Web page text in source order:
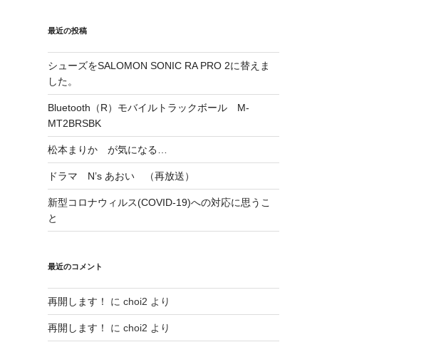
最近の投稿
シューズをSALOMON SONIC RA PRO 2に替えま
した。
Bluetooth（R）モバイルトラックボール M-
MT2BRSBK
松本まりか が気になる…
ドラマ N’s あおい （再放送）
新型コロナウィルス(COVID-19)への対応に思うこ
と
最近のコメント
再開します！ に choi2 より
再開します！ に choi2 より